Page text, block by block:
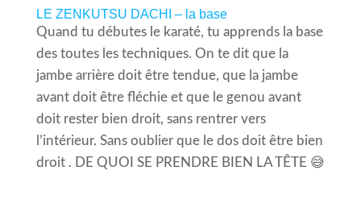
LE ZENKUTSU DACHI – la base
Quand tu débutes le karaté, tu apprends la base
des toutes les techniques. On te dit que la
jambe arrière doit être tendue, que la jambe
avant doit être fléchie et que le genou avant
doit rester bien droit, sans rentrer vers
l’intérieur. Sans oublier que le dos doit être bien
droit . DE QUOI SE PRENDRE BIEN LA TÊTE 😅